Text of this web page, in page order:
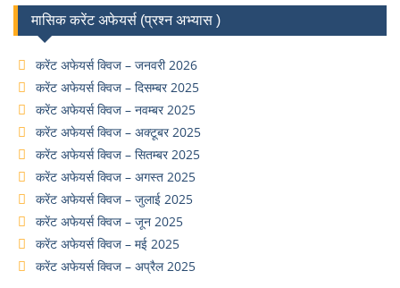
मासिक करेंट अफेयर्स (प्रश्न अभ्यास )
करेंट अफेयर्स क्विज – जनवरी 2026
करेंट अफेयर्स क्विज – दिसम्बर 2025
करेंट अफेयर्स क्विज – नवम्बर 2025
करेंट अफेयर्स क्विज – अक्टूबर 2025
करेंट अफेयर्स क्विज – सितम्बर 2025
करेंट अफेयर्स क्विज – अगस्त 2025
करेंट अफेयर्स क्विज – जुलाई 2025
करेंट अफेयर्स क्विज – जून 2025
करेंट अफेयर्स क्विज – मई 2025
करेंट अफेयर्स क्विज – अप्रैल 2025